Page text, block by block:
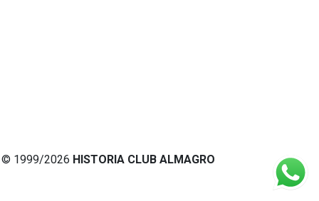
© 1999/2026 HISTORIA CLUB ALMAGRO